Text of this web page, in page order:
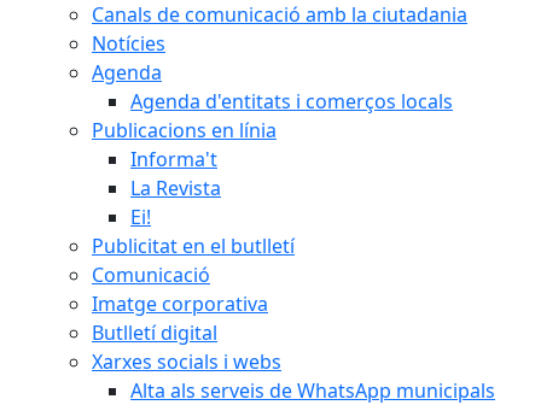
Canals de comunicació amb la ciutadania
Notícies
Agenda
Agenda d'entitats i comerços locals
Publicacions en línia
Informa't
La Revista
Ei!
Publicitat en el butlletí
Comunicació
Imatge corporativa
Butlletí digital
Xarxes socials i webs
Alta als serveis de WhatsApp municipals